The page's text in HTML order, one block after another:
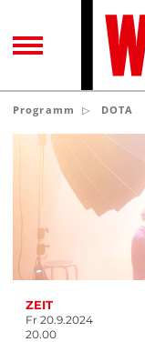
Programm DOTA
ZEIT
Fr 20.9.2024
20.00